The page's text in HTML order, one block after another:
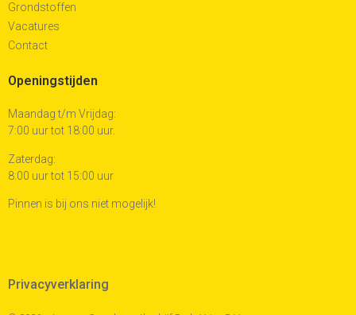
Grondstoffen
Vacatures
Contact
Openingstijden
Maandag t/m Vrijdag:
7:00 uur tot 18:00 uur.
Zaterdag:
8:00 uur tot 15:00 uur
Pinnen is bij ons niet mogelijk!
Privacyverklaring